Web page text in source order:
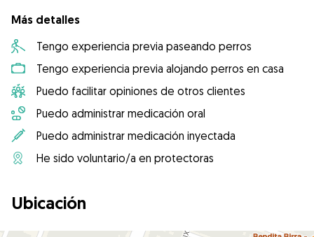
Más detalles
Tengo experiencia previa paseando perros
Tengo experiencia previa alojando perros en casa
Puedo facilitar opiniones de otros clientes
Puedo administrar medicación oral
Puedo administrar medicación inyectada
He sido voluntario/a en protectoras
Ubicación